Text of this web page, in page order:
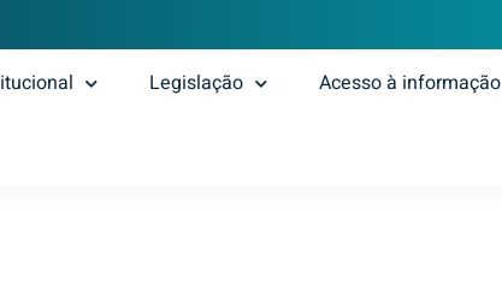
Legislação Acesso à informação